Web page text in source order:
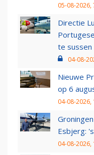
05-08-2026,
Directie
te sussen
04-08-
Nieuwe
op 6
04-08-2026,
Esbjerg:
04-08-2026,